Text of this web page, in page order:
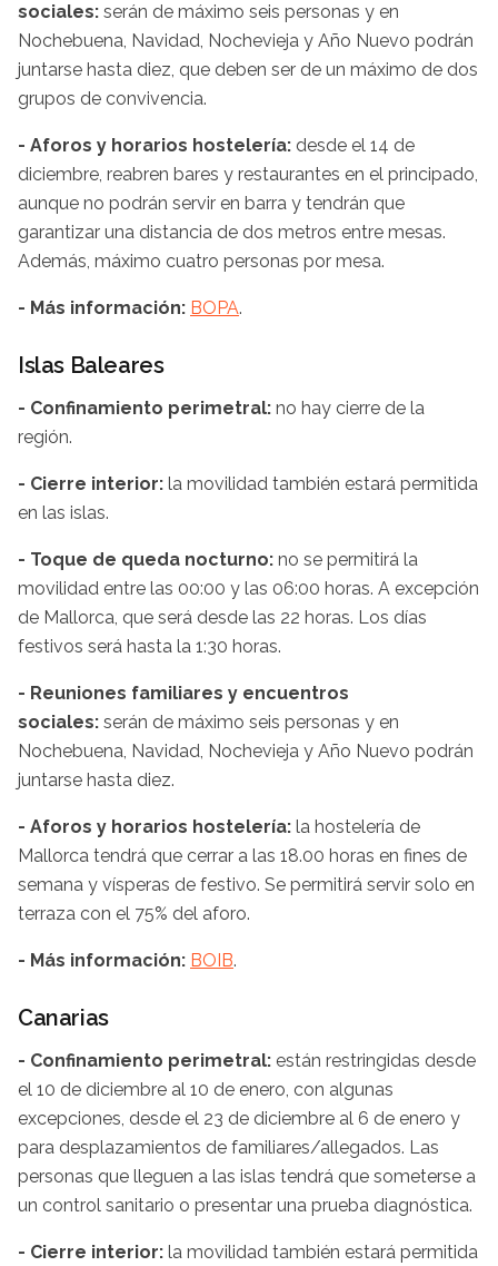
sociales: serán de máximo seis personas y en
Nochebuena, Navidad, Nochevieja y Año Nuevo podrán
juntarse hasta diez, que deben ser de un máximo de dos
grupos de convivencia.
- Aforos y horarios hostelería: desde el 14 de
diciembre, reabren bares y restaurantes en el principado,
aunque no podrán servir en barra y tendrán que
garantizar una distancia de dos metros entre mesas.
Además, máximo cuatro personas por mesa.
- Más información: BOPA.
Islas Baleares
- Confinamiento perimetral: no hay cierre de la
región.
- Cierre interior: la movilidad también estará permitida
en las islas.
- Toque de queda nocturno: no se permitirá la
movilidad entre las 00:00 y las 06:00 horas. A excepción
de Mallorca, que será desde las 22 horas. Los días
festivos será hasta la 1:30 horas.
- Reuniones familiares y encuentros
sociales: serán de máximo seis personas y en
Nochebuena, Navidad, Nochevieja y Año Nuevo podrán
juntarse hasta diez.
- Aforos y horarios hostelería: la hostelería de
Mallorca tendrá que cerrar a las 18.00 horas en fines de
semana y vísperas de festivo. Se permitirá servir solo en
terraza con el 75% del aforo.
- Más información: BOIB.
Canarias
- Confinamiento perimetral: están restringidas desde
el 10 de diciembre al 10 de enero, con algunas
excepciones, desde el 23 de diciembre al 6 de enero y
para desplazamientos de familiares/allegados. Las
personas que lleguen a las islas tendrá que someterse a
un control sanitario o presentar una prueba diagnóstica.
- Cierre interior: la movilidad también estará permitida